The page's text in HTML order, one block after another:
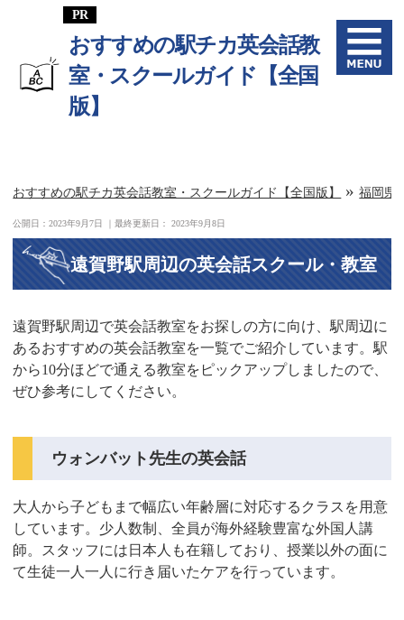
おすすめの駅チカ英会話教
室・スクールガイド【全国
版】
おすすめの駅チカ英会話教室・スクールガイド【全国版】 »福岡県
公開日：2023年9月7日 ｜最終更新日：2023年9月8日
遠賀野駅周辺の英会話スクール・教室
遠賀野駅周辺で英会話教室をお探しの方に向け、駅周辺に
あるおすすめの英会話教室を一覧でご紹介しています。駅
から10分ほどで通える教室をピックアップしましたので、
ぜひ参考にしてください。
ウォンバット先生の英会話
大人から子どもまで幅広い年齢層に対応するクラスを用意
しています。少人数制、全員が海外経験豊富な外国人講
師。スタッフには日本人も在籍しており、授業以外の面に
て生徒一人一人に行き届いたケアを行っています。